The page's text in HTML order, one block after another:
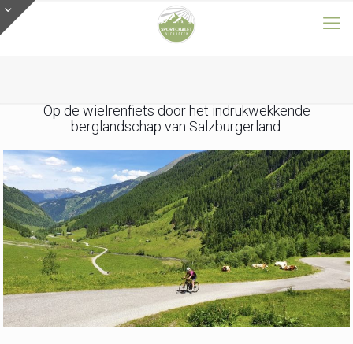
Op de wielrenfiets door het indrukwekkende
berglandschap van Salzburgerland.